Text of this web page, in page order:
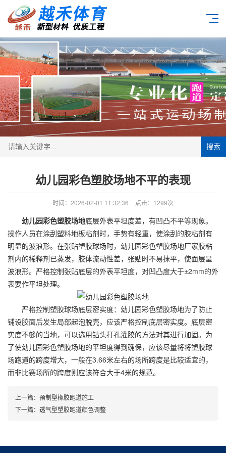
搜索
幼儿园彩色塑胶场地不平的表现
时间：2026-02-01 11:32:36 点击：1299次
幼儿园彩色塑胶场地底层外表平坦度差，有凹凸不平等现象。
操作人员在涂刮塑料地板粘剂时，手势有轻重，使涂刮的胶粘剂有
明显的波浪形。在张贴塑胶球场时，幼儿园彩色塑胶场地厂家胶粘
剂内的稀释剂已蒸发，胶体流动性差，张贴时不易抹平，使面层呈
波浪形。严格控制张贴底层的外表平坦度，对凹凸度大于±2mm的外
表要作平坦处理。
严格控制塑胶球场底层密实度：幼儿园彩色塑胶场地为了防止
铺设胶面后发生局部起泡脱壳，应该严格控制底层密实度。底层密
实度不够的当地，可以选用钻头打孔灌胶的方法对其进行加固。为
了使幼儿园彩色塑胶场地的平坦度得到确保，应该尽量将将塑胶球
场跑道的跨度增大，一般在3.66米左右的场所跨度是比较适宜的，
而非比赛场所的跨度则应该符合大于4米的规范。
上一篇： 预制型橡胶跑道施工
下一篇： 透气型塑胶跑道颜色调整